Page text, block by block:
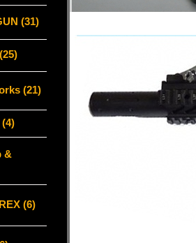
(31)
(21)
&
(6)